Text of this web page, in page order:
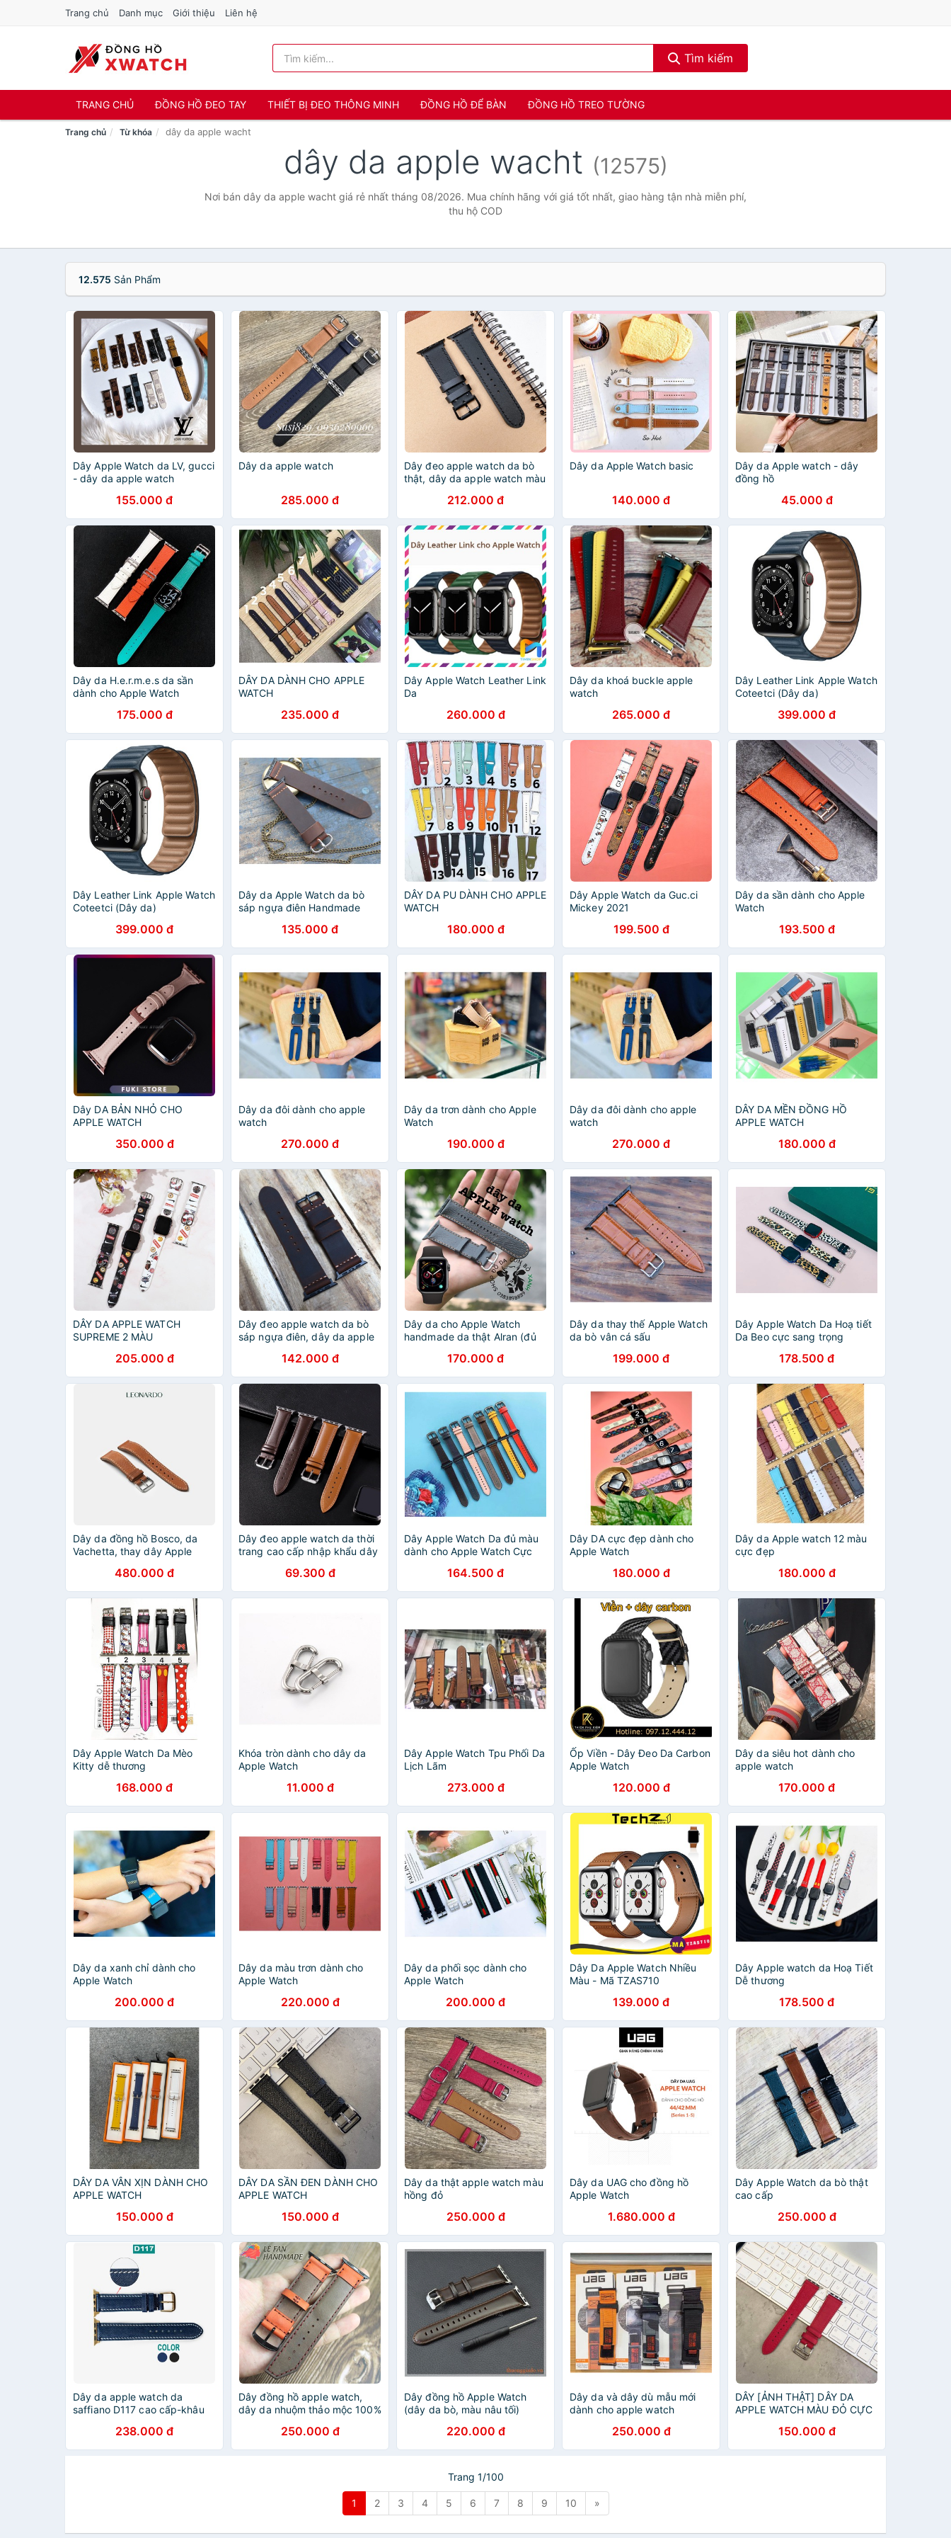
Trang chủ Danh mục Giới thiệu Liên hệ
Tìm kiếm
TRANG CHỦ ĐỒNG HỒ ĐEO TAY THIẾT BỊ ĐEO THÔNG MINH ĐỒNG HỒ ĐỂ BÀN ĐỒNG HỒ TREO TƯỜNG
Trang chủ Từ khóa dây da apple wacht
dây da apple wacht (12575)
Nơi bán dây da apple wacht giá rẻ nhất tháng 08/2026. Mua chính hãng với giá tốt nhất, giao hàng tận nhà miễn phí,
thu hộ COD
12.575 Sản Phẩm
Dây Apple Watch da LV, gucci
- dây da apple watch
155.000 đ
Dây da apple watch
285.000 đ
Dây đeo apple watch da bò
thật, dây da apple watch màu
212.000 đ
Dây da Apple Watch basic
140.000 đ
Dây da Apple watch - dây
đồng hồ
45.000 đ
Dây da H.e.r.m.e.s da sần
dành cho Apple Watch
175.000 đ
DÂY DA DÀNH CHO APPLE
WATCH
235.000 đ
Dây Apple Watch Leather Link
Da
260.000 đ
Dây da khoá buckle apple
watch
265.000 đ
Dây Leather Link Apple Watch
Coteetci (Dây da)
399.000 đ
Dây Leather Link Apple Watch
Coteetci (Dây da)
399.000 đ
Dây da Apple Watch da bò
sáp ngựa điên Handmade
135.000 đ
DÂY DA PU DÀNH CHO APPLE
WATCH
180.000 đ
Dây Apple Watch da Guc.ci
Mickey 2021
199.500 đ
Dây da sần dành cho Apple
Watch
193.500 đ
Dây DA BẢN NHỎ CHO
APPLE WATCH
350.000 đ
Dây da đôi dành cho apple
watch
270.000 đ
Dây da trơn dành cho Apple
Watch
190.000 đ
Dây da đôi dành cho apple
watch
270.000 đ
DÂY DA MỀN ĐỒNG HỒ
APPLE WATCH
180.000 đ
DÂY DA APPLE WATCH
SUPREME 2 MÀU
205.000 đ
Dây đeo apple watch da bò
sáp ngựa điên, dây da apple
1,2,3,4,5,6,7...142.000 đ
Dây da cho Apple Watch
handmade da thật Alran (đủ
170.000 đ
Dây da thay thế Apple Watch
da bò vân cá sấu
199.000 đ
Dây Apple Watch Da Hoạ tiết
Da Beo cực sang trọng
178.500 đ
Dây da đồng hồ Bosco, da
Vachetta, thay dây Apple
480.000 đ
Dây đeo apple watch da thời
trang cao cấp nhập khẩu dây
69.300 đ
Dây Apple Watch Da đủ màu
dành cho Apple Watch Cực
164.500 đ
Dây DA cực đẹp dành cho
Apple Watch
180.000 đ
Dây da Apple watch 12 màu
cực đẹp
180.000 đ
Dây Apple Watch Da Mèo
Kitty dễ thương
168.000 đ
Khóa tròn dành cho dây da
Apple Watch
11.000 đ
Dây Apple Watch Tpu Phối Da
Lịch Lãm
273.000 đ
Ốp Viền - Dây Đeo Da Carbon
Apple Watch
120.000 đ
Dây da siêu hot dành cho
apple watch
170.000 đ
Dây da xanh chỉ dành cho
Apple Watch
200.000 đ
Dây da màu trơn dành cho
Apple Watch
220.000 đ
Dây da phối sọc dành cho
Apple Watch
200.000 đ
Dây Da Apple Watch Nhiều
Màu - Mã TZAS710
139.000 đ
Dây Apple watch da Hoạ Tiết
Dễ thương
178.500 đ
DÂY DA VÂN XỊN DÀNH CHO
APPLE WATCH
150.000 đ
DÂY DA SẦN ĐEN DÀNH CHO
APPLE WATCH
150.000 đ
Dây da thật apple watch màu
hồng đỏ
250.000 đ
Dây da UAG cho đồng hồ
Apple Watch
1.680.000 đ
Dây Apple Watch da bò thật
cao cấp
250.000 đ
Dây da apple watch da
saffiano D117 cao cấp-khâu
watch series 3 series 4 series
5
238.000 đ
Dây đồng hồ apple watch,
dây da nhuộm thảo mộc 100%
250.000 đ
Dây đồng hồ Apple Watch
(dây da bò, màu nâu tối)
220.000 đ
Dây da và dây dù mẫu mới
dành cho apple watch
250.000 đ
DÂY [ẢNH THẬT] DÂY DA
APPLE WATCH MÀU ĐỎ CỰC
150.000 đ
Trang 1/100
1 2 3 4 5 6 7 8 9 10 »